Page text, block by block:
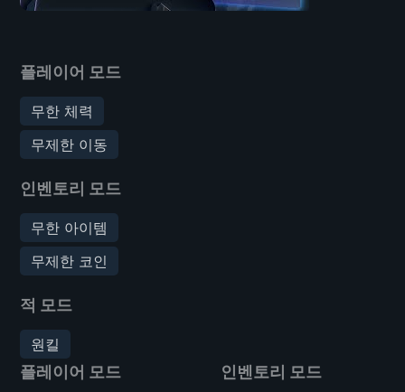
플레이어 모드
무한 체력
무제한 이동
인벤토리 모드
무한 아이템
무제한 코인
적 모드
원킬
플레이어 모드 인벤토리 모드